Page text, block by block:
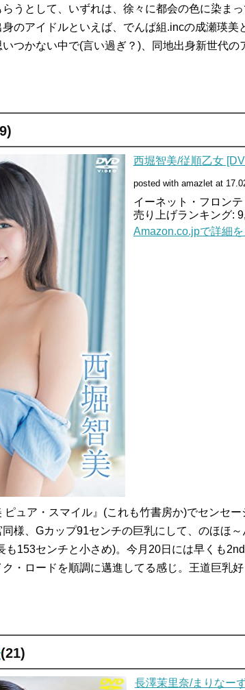
うとして、いずれは、徐々に都会の色に染ま
のアイドルといえば、でんぱ組.incの成瀬瑛美
いつかない中で(言い過ぎ？ )、同地出身新世代の
西堀智美/従順乙女
posted with amazlet at
イーネット・フロン
売り上げランキング:
Amazon.co.jpで詳細を
ュア・スマイル』 (これも竹書房か)でセンセー
様、 Gカップ91センチの巨乳にして、のほほ
も153センチと小さめ)。今月 20日には早くも
・ロードを順調に邁進してる感じ。王道巨乳
(21)
長澤茉里奈/まりなー